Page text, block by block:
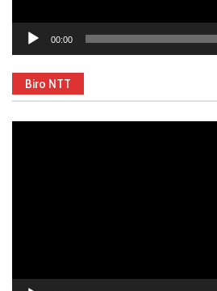
00:00
Biro NTT